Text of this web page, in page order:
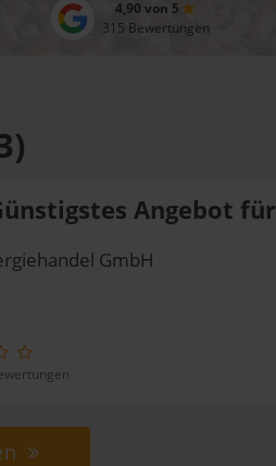
4,90 von 5
315 Bewertungen
Angebot für
GmbH